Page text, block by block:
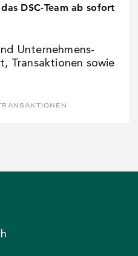
DSC-Team ab sofort
Unternehmens-
Transaktionen sowie